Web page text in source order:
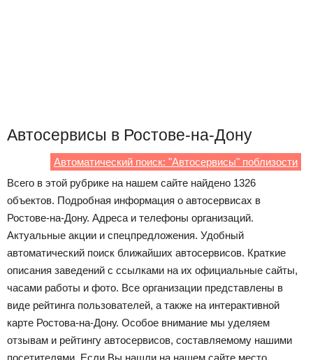
Автосервисы в Ростове-на-Дону
Автоматический поиск: "Автосервисы" поблизости
Всего в этой рубрике на нашем сайте найдено 1326
объектов. Подробная информация о автосервисах в
Ростове-на-Дону. Адреса и телефоны организаций.
Актуальные акции и спецпредложения. Удобный
автоматический поиск ближайших автосервисов. Краткие
описания заведений с ссылками на их официальные сайты,
часами работы и фото. Все организации представлены в
виде рейтинга пользователей, а также на интерактивной
карте Ростова-на-Дону. Особое внимание мы уделяем
отзывам и рейтингу автосервисов, составляемому нашими
посетителями. Если Вы нашли на нашем сайте место,